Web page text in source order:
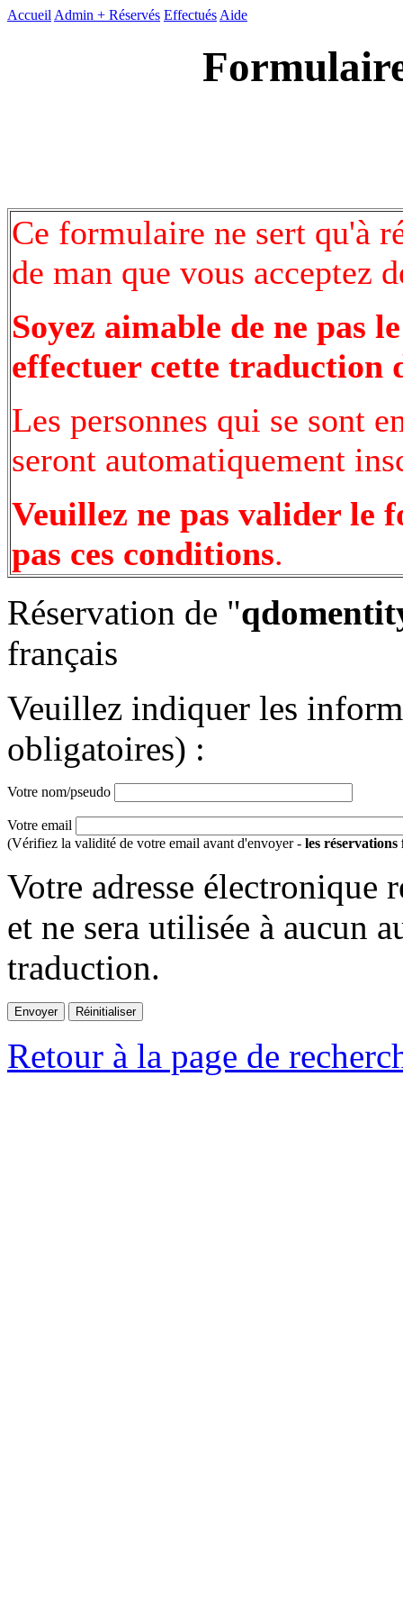
Accueil Admin + Réservés Effectués Aide
Ce formulaire ne sert qu'à
de man que vous acceptez
Soyez aimable de ne pas
effectuer cette traduction
Les personnes qui se sont
seront automatiquement
Veuillez ne pas valider le
pas ces conditions.
Réservation de "
français
Veuillez indiquer les
obligatoires) :
Votre nom/pseudo
Votre email
(Vérifiez la validité de votre email avant d'envoyer - les réservations
Votre adresse électronique
et ne sera utilisée à aucun
traduction.
Retour à la page de